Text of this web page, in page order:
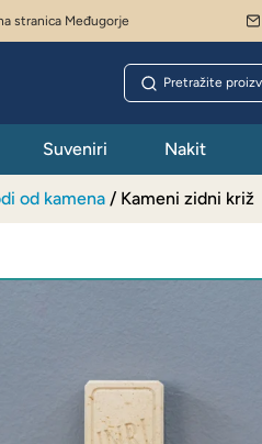
stranica Međugorje
Suveniri Nakit
od kamena / Kameni zidni križ